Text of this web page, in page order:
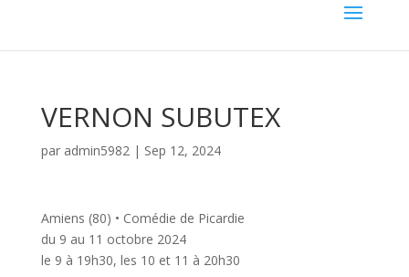
VERNON SUBUTEX
par admin5982| Sep 12, 2024
Amiens (80) • Comédie de Picardie
du 9 au 11 octobre 2024
le 9 à 19h30, les 10 et 11 à 20h30